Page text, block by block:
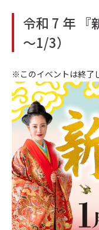
令和 7 年 『
～1/3）
※このイベントは終了